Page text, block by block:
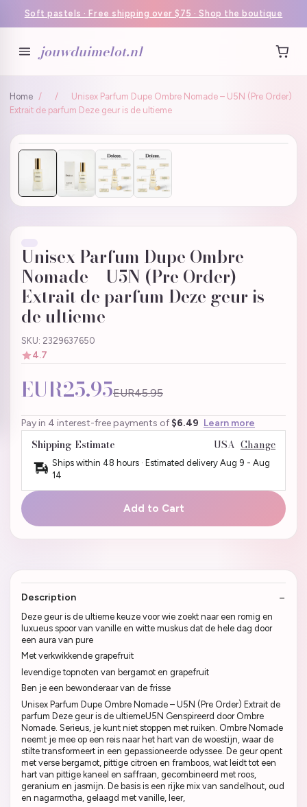
Soft pastels · Free shipping over $75 · Shop the boutique
jouwduimelot.nl
Home / /
Unisex Parfum Dupe Ombre Nomade – U5N (Pre Order)
Extrait de parfum Deze geur is de ultieme
Unisex Parfum Dupe Ombre
Nomade – U5N (Pre Order)
Extrait de parfum Deze geur is
de ultieme
SKU: 2329637650
4.7
EUR25.95EUR45.95
Pay in 4 interest-free payments of $6.49 Learn more
Shipping Estimate USA Change
Ships within 48 hours · Estimated delivery Aug 9 - Aug
14
Add to Cart
Description
Deze geur is de ultieme keuze voor wie zoekt naar een romig en
luxueus spoor van vanille en witte muskus dat de hele dag door
een aura van pure
Met verkwikkende grapefruit
levendige topnoten van bergamot en grapefruit
Ben je een bewonderaar van de frisse
Unisex Parfum Dupe Ombre Nomade – U5N (Pre Order) Extrait de
parfum Deze geur is de ultiemeU5N Genspireerd door Ombre
Nomade. Serieus, je kunt niet stoppen met ruiken. Ombre Nomade
neemt je mee op een reis naar het hart van de woestijn, waar de
stilte transformeert in een gepassioneerde odyssee. De geur opent
met verse bergamot, pittige citroen en framboos, wat leidt tot een
hart van pittige kaneel en saffraan, gecombineerd met roos,
geranium en jasmijn. De basis is een rijke mix van sandelhout, oud
en nagarmotha, gelaagd met vanille, leer,